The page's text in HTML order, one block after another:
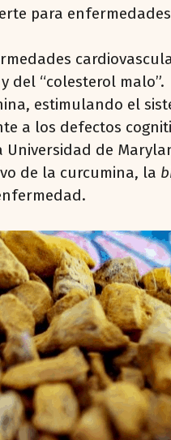
para
del “colesterol malo”.
estimulando el
a los defectos
de
de la curcumina, la